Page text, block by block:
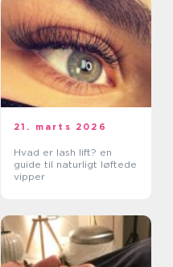
21. marts 2026
Hvad er lash lift? en
guide til naturligt løftede
vipper